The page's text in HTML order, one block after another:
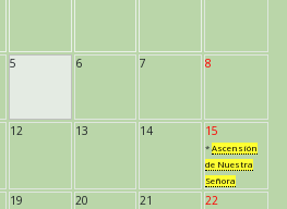
5 6 7 8
12 13 14 15
* Ascensión
de Nuestra
Señora
19 20 21 22